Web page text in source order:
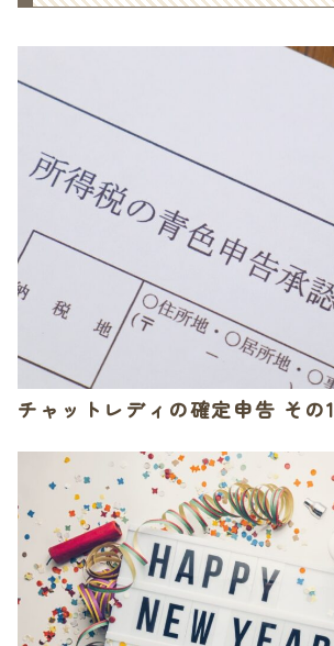
チャットレディの確定申告 その1